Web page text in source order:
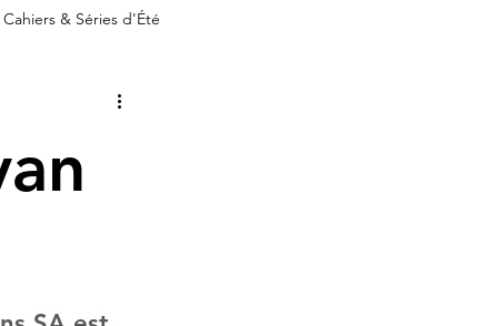
Cahiers & Séries d'Été